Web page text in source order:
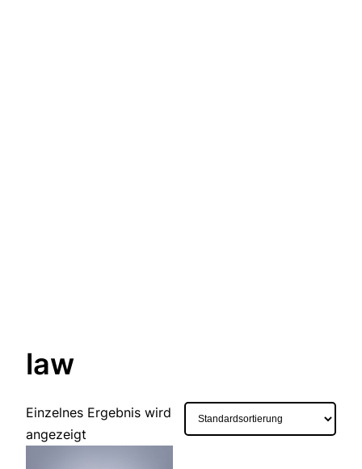
law
Einzelnes Ergebnis wird
angezeigt